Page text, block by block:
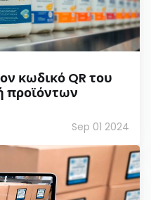
κωδικό QR του
προϊόντων
Sep 01 2024